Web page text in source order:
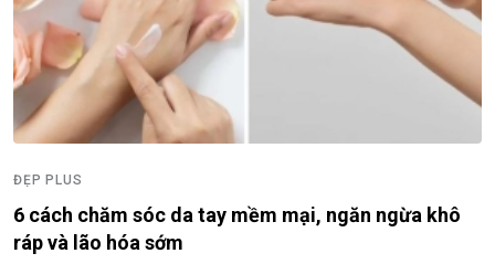
ĐẸP PLUS
6 cách chăm sóc da tay mềm mại, ngăn ngừa khô
ráp và lão hóa sớm